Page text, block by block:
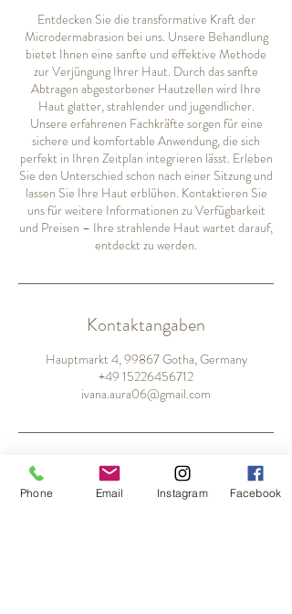
Entdecken Sie die transformative Kraft der
Microdermabrasion bei uns. Unsere Behandlung
bietet Ihnen eine sanfte und effektive Methode
zur Verjüngung Ihrer Haut. Durch das sanfte
Abtragen abgestorbener Hautzellen wird Ihre
Haut glatter, strahlender und jugendlicher.
Unsere erfahrenen Fachkräfte sorgen für eine
sichere und komfortable Anwendung, die sich
perfekt in Ihren Zeitplan integrieren lässt. Erleben
Sie den Unterschied schon nach einer Sitzung und
lassen Sie Ihre Haut erblühen. Kontaktieren Sie
uns für weitere Informationen zu Verfügbarkeit
und Preisen – Ihre strahlende Haut wartet darauf,
entdeckt zu werden.
Kontaktangaben
Hauptmarkt 4, 99867 Gotha, Germany
+49 15226456712
ivana.aura06@gmail.com
Phone Email Instagram Facebook